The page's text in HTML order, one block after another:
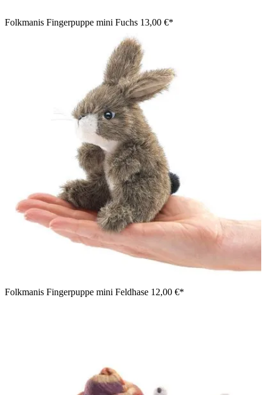
Folkmanis Fingerpuppe mini Fuchs 13,00 €*
Folkmanis Fingerpuppe mini Feldhase 12,00 €*